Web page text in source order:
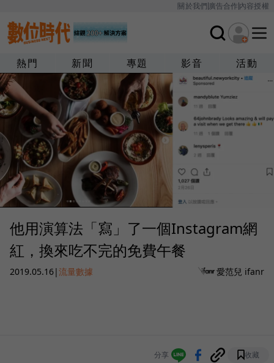
關於我們廣告合作內容授權
熱門 新聞 專題 影音 活動
他用演算法「寫」了一個Instagram網
紅，換來吃不完的免費午餐
2019.05.16|流量數據 愛范兒 ifanr
分享 收藏